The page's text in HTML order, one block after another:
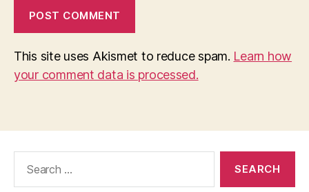
This site uses Akismet to reduce spam. Learn how
your comment data is processed.